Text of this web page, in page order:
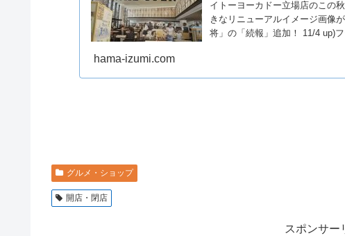
イトーヨーカドー立場店のこの
きなリニューアルイメージ画像
将」の「続報」追加！ 11/4 up)
hama-izumi.com
グルメ・ショップ
開店・閉店
スポンサー